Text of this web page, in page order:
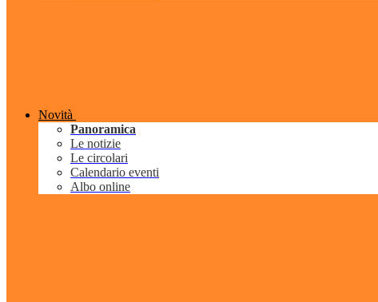
Novità
Panoramica
Le notizie
Le circolari
Calendario eventi
Albo online